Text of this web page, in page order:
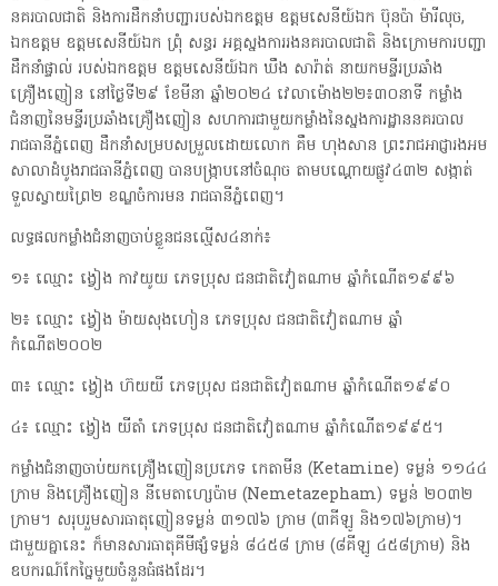
នគរបាលជាតិ និងការដឹកនាំបញ្ជារបស់ឯកឧត្តម ឧត្តមសេនីយ៍ឯក ប៊ុនប៉ា ម៉ារីលុច,
ឯកឧត្តម ឧត្ដមសេនីយ៍ឯក ព្រុំ សន្ធរ អគ្គស្នងការរងនគរបាលជាតិ និងក្រោមការបញ្ជា
ដឹកនាំផ្ទាល់ របស់ឯកឧត្តម ឧត្ដមសេនីយ៍ឯក ឃឹង សារ៉ាត់ នាយកមន្ទីរប្រឆាំង
គ្រឿងញៀន នៅថ្ងៃទី២៩ ខែមីនា ឆ្នាំ២០២៤ វេលាម៉ោង២២៖៣០នាទី កម្លាំង
ជំនាញនៃមន្ទីរប្រឆាំងគ្រឿងញៀន សហការជាមួយកម្លាំងនៃស្នងការដ្ឋាននគរបាល
រាជធានីភ្នំពេញ ដឹកនាំសម្របសម្រួលដោយលោក គឹម ហុងសាន ព្រះរាជអាជ្ញារងអម
សាលាដំបូងរាជធានីភ្នំពេញ បានបង្ក្រាបនៅចំណុច តាមបណ្តោយផ្លូវ៤៣២ សង្កាត់
ទួលស្វាយព្រៃ២ ខណ្ឌចំការមន រាជធានីភ្នំពេញ។
លទ្ធផលកម្លាំងជំនាញចាប់ខ្លួនជនល្មើស៤នាក់៖
១៖ ឈ្មោះ ង្វៀង កាវយូយ ភេទប្រុស ជនជាតិវៀតណាម ឆ្នាំកំណើត១៩៩៦
២៖ ឈ្មោះ ង្វៀង ម៉ាយសុងហៀន ភេទប្រុស ជនជាតិវៀតណាម ឆ្នាំ
កំណើត២០០២
៣៖ ឈ្មោះ ង្វៀង ហ៊យយី ភេទប្រុស ជនជាតិវៀតណាម ឆ្នាំកំណើត១៩៩០
៤៖ ឈ្មោះ ង្វៀង យីតាំ ភេទប្រុស ជនជាតិវៀតណាម ឆ្នាំកំណើត១៩៩៥។
កម្លាំងជំនាញចាប់យកគ្រឿងញៀនប្រភេទ កេតាមីន (Ketamine) ទម្ងន់ ១១៤៤
ក្រាម និងគ្រឿងញៀន នីមេតាហ្សេប៉ាម (Nemetazepham) ទម្ងន់ ២០៣២
ក្រាម។ សរុបរួមសារធាតុញៀនទម្ងន់ ៣១៧៦ ក្រាម (៣គីឡូ និង១៧៦ក្រាម)។
ជាមួយគ្នានេះ ក៏មានសារធាតុគីមីផ្សំទម្ងន់ ៨៤៥៨ ក្រាម (៨គីឡូ ៤៥៨ក្រាម) និង
ឧបករណ៍កែច្នៃមួយចំនួនធំផងដែរ។